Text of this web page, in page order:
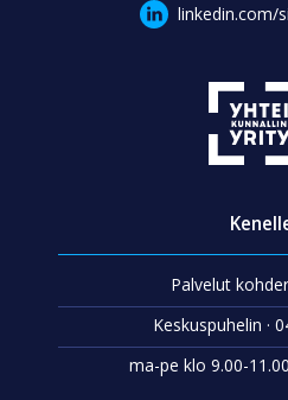
linkedin.com/
Palvelut
Keskuspuhelin ·
ma-pe klo 9.00-